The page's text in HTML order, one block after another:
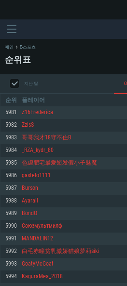
최소사양
운영체제: Windows 10 (64 bit)
프로세서: 2.2 GHz 듀얼코어 이상
메모리: 4GB
그래픽 카드: DirectX 11 이상을 지원하는
GeForce GT 660. 최소 사양 해상도: 720p
네트워크: 브로드밴드 인터넷
여유 저장 공간: 22.1 GB (최소 클라이언트)
최소사양
운영체제: Mac OS Big Sur 11.0
프로세서: 최소 2.2 GHz의 Core i5 (Intel Xeon
메모리: 6 GB
그래픽 카드: Metal 을 지원하는 Intel Iris Pro
능을 가지는 Mac 버전의 AMD/Nvidia. 최소
네트워크: 브로드밴드 인터넷
여유 저장 공간: 22.1 GB (최소 클라이언트)
최소사양
운영체제: 64bit Linux 중 최신 버전
프로세서: 2.4 GHz 듀얼코어
메모리: 4 GB
그래픽 카드: Vulkan 을 지원하고, 최신 그래
660 (6개월 미만) 혹은 그와 동급의 성능을 가
원하는 AMD (6개월 미만; 최소사양 지원 해상
네트워크: 브로드밴드 인터넷
여유 저장 공간: 22.1 GB (최소 클라이언트)
메인 E-스포츠
순위표
지난 달
순위 플레이어
5981 Z16Frederica
5982 ZzIsS
5983 哥哥我才18守不住B
5984 _RZA_kydr_80
5985 色虐肥宅最爱短发假小子魅魔
5986 gastelo1111
5987 Burson
5988 Ayarall
5989 BondO
5990 Союзмультмилф
5991 MANDALIN12
5992 白毛赤瞳贫乳傲娇猫娘萝莉siki
5993 GoatyMcGoat
5994 KaguraMea_2018